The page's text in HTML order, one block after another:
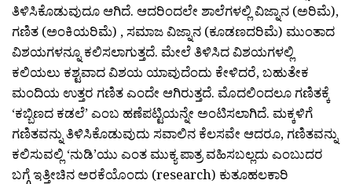
ತಿಳಿಸಿಕೊಡುವುದೂ ಆಗಿದೆ. ಆದರಿಂದಲೇ ಶಾಲೆಗಳಲ್ಲಿ ವಿಜ್ನಾನ (ಅರಿಮೆ),
ಗಣಿತ (ಅಂಕಿಯರಿಮೆ) , ಸಮಾಜ ವಿಜ್ನಾನ (ಕೂಡಣದರಿಮೆ) ಮುಂತಾದ
ವಿಶಯಗಳನ್ನೂ ಕಲಿಸಲಾಗುತ್ತದೆ. ಮೇಲೆ ತಿಳಿಸಿದ ವಿಶಯಗಳಲ್ಲಿ
ಕಲಿಯಲು ಕಶ್ಟವಾದ ವಿಶಯ ಯಾವುದೆಂದು ಕೇಳಿದರೆ, ಬಹುತೇಕ
ಮಂದಿಯ ಉತ್ತರ ಗಣಿತ ಎಂದೇ ಆಗಿರುತ್ತದೆ. ಮೊದಲಿಂದಲೂ ಗಣಿತಕ್ಕೆ
‘ಕಬ್ಬಿಣದ ಕಡಲೆ’ ಎಂಬ ಹಣೆಪಟ್ಟಿಯನ್ನೇ ಅಂಟಿಸಲಾಗಿದೆ. ಮಕ್ಕಳಿಗೆ
ಗಣಿತವನ್ನು ತಿಳಿಸಿಕೊಡುವುದು ಸವಾಲಿನ ಕೆಲಸವೇ ಆದರೂ, ಗಣಿತವನ್ನು
ಕಲಿಸುವಲ್ಲಿ ‘ನುಡಿ’ಯು ಎಂತ ಮುಕ್ಯ ಪಾತ್ರ ವಹಿಸಬಲ್ಲದು ಎಂಬುದರ
ಬಗ್ಗೆ ಇತ್ತೀಚಿನ ಅರಕೆಯೊಂದು (research) ಕುತೂಹಲಕಾರಿ